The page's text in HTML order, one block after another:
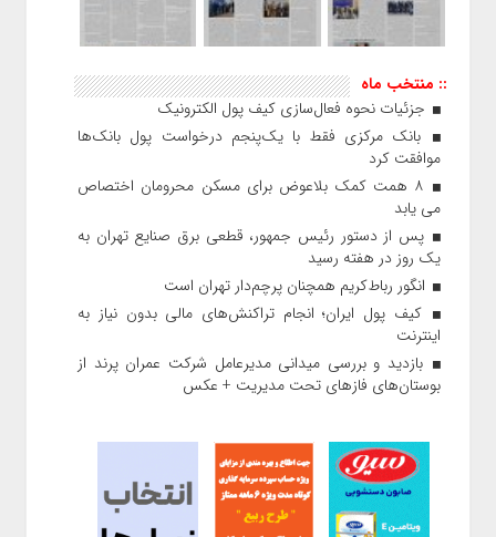
:: منتخب ماه
جزئیات نحوه فعال‌سازی کیف پول الکترونیک
بانک مرکزی فقط با یک‌‎پنجم درخواست پول بانک‌ها
موافقت کرد
۸ همت کمک بلاعوض برای مسکن محرومان اختصاص
می یابد
پس از دستور رئیس‌ جمهور، قطعی برق صنایع تهران به
یک روز در هفته رسید
انگور رباط‌کریم همچنان پرچم‌دار تهران است
کیف پول ایران؛ انجام تراکنش‌های مالی بدون نیاز به
اینترنت
بازدید و بررسی میدانی مدیرعامل شرکت عمران پرند از
بوستان‌های فازهای تحت مدیریت + عکس